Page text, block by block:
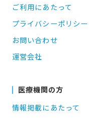
ご利用にあたって
プライバシーポリシー
お問い合わせ
運営会社
医療機関の方
情報掲載にあたって